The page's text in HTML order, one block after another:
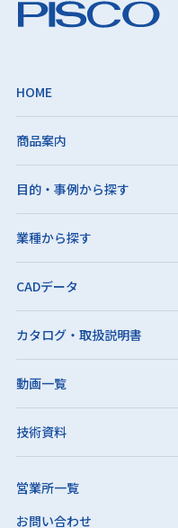
HOME
商品案内
目的・事例から探す
業種から探す
CADデータ
カタログ・取扱説明書
動画一覧
技術資料
営業所一覧
お問い合わせ